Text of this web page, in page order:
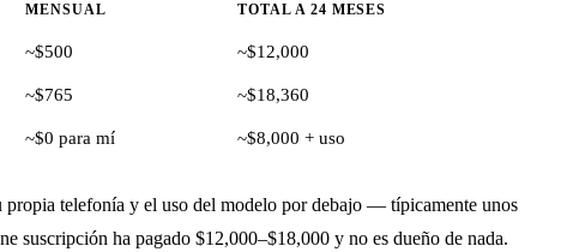
MENSUAL TOTAL A 24 MESES
~$500 ~$12,000
~$765 ~$18,360
~$0 para mí ~$8,000 + uso
telefonía y el uso del modelo por debajo — típicamente unos
suscripción ha pagado $12,000–$18,000 y no es dueño de nada.